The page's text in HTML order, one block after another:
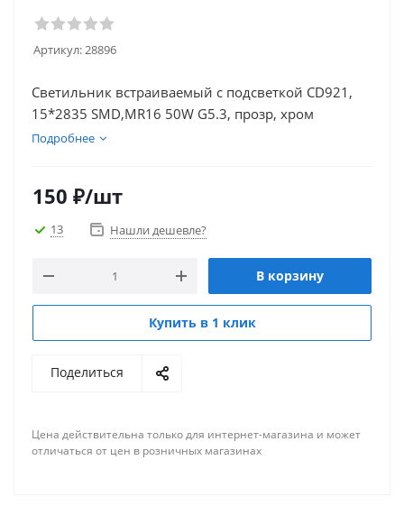
Артикул:28896
Светильник встраиваемый с подсветкой CD921,
15*2835 SMD,MR16 50W G5.3, прозр, хром
Подробнее
150 ₽/шт
13 Нашли дешевле?
В корзину
Купить в 1 клик
Поделиться
Цена действительна только для интернет-магазина и может
отличаться от цен в розничных магазинах